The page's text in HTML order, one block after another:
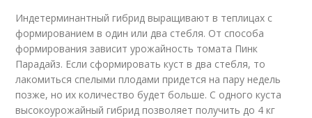
Индетерминантный гибрид выращивают в теплицах с
формированием в один или два стебля. От способа
формирования зависит урожайность томата Пинк
Парадайз. Если сформировать куст в два стебля, то
лакомиться спелыми плодами придется на пару недель
позже, но их количество будет больше. С одного куста
высокоурожайный гибрид позволяет получить до 4 кг